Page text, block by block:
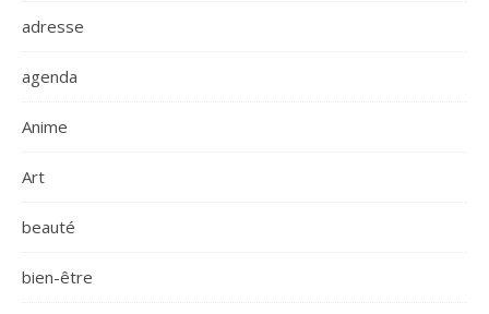
adresse
agenda
Anime
Art
beauté
bien-être